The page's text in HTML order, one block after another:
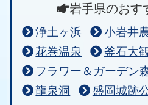
岩手県のおす
浄土ヶ浜 小岩井
花巻温泉
釜石大
フラワー＆ガーデン
龍泉洞
盛岡城跡